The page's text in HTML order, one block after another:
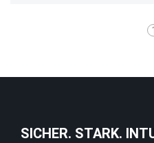
1
SICHER. STARK.